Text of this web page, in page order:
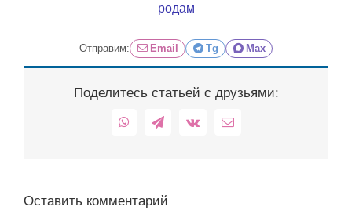
родам
Отправим: Email Tg Max
Поделитесь статьей с друзьями:
WhatsAppTelegram
Vk Email
Оставить комментарий